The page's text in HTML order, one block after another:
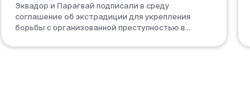
Эквадор и Парагвай подписали в среду
соглашение об экстрадиции для укрепления
борьбы с организованной преступностью в...